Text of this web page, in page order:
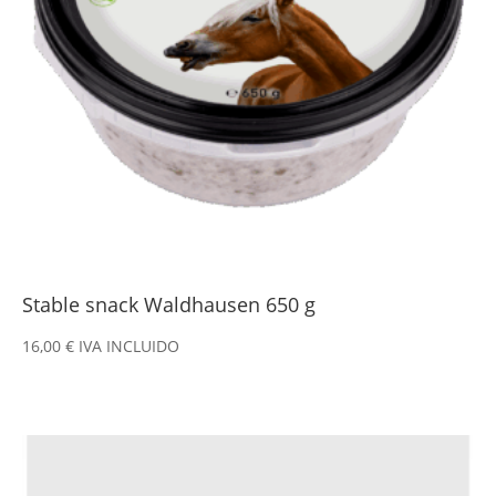
Stable snack Waldhausen 650 g
16,00 € IVA INCLUIDO